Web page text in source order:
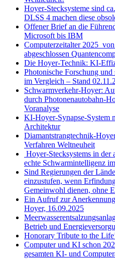
Hoyer-Stecksysteme sind
DLSS 4 machen diese
Offener Brief an die
Microsoft bis IBM
Computerzeitalter 2025
abgeschlossen
Die Hoyer-Technik: KI-
Photonische Forschung
im Vergleich – Stand
Schwarmverkehr-Hoyer:
durch Photonenautobahn-
Voranalyse
KI-Hoyer-Synapse-System
Architektur
Diamantstrangtechnik-
Verfahren Weltneuheit
Hoyer-Stecksystems in der
echte Schwarmintelligenz
Sind Regierungen der
einzustufen, wenn
Gemeinwohl dienen, ohne
Ein Aufruf zur
Hoyer, 16.09.2025
Betrieb und
Honorary Tribute to the
Computer und KI schon
gesamten KI- und